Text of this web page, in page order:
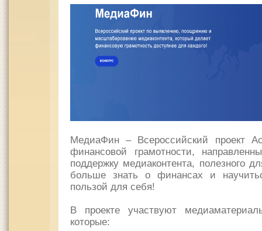
МедиаФин – Всероссийский проект
финансовой грамотности,
поддержку медиаконтента, полезного
больше знать о финансах и
пользой для себя!
В проекте участвуют
которые: